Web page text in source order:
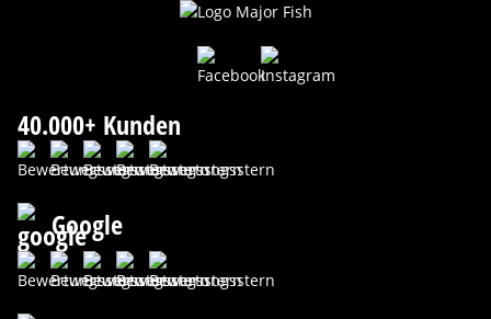
40.000+ Kunden
Google